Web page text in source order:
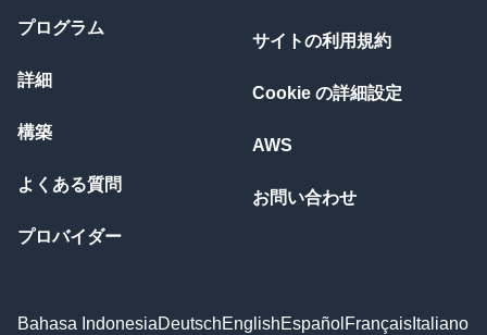
プログラム
詳細
構築
よくある質問
プロバイダー
サイトの利用規約
Cookie の詳細設定
AWS
お問い合わせ
Bahasa IndonesiaDeutschEnglishEspañol Français Italiano